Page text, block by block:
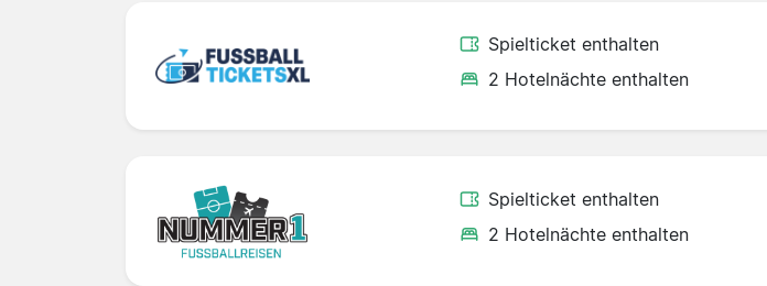
Spielticket enthalten
2 Hotelnächte enthalten
Spielticket enthalten
2 Hotelnächte enthalten